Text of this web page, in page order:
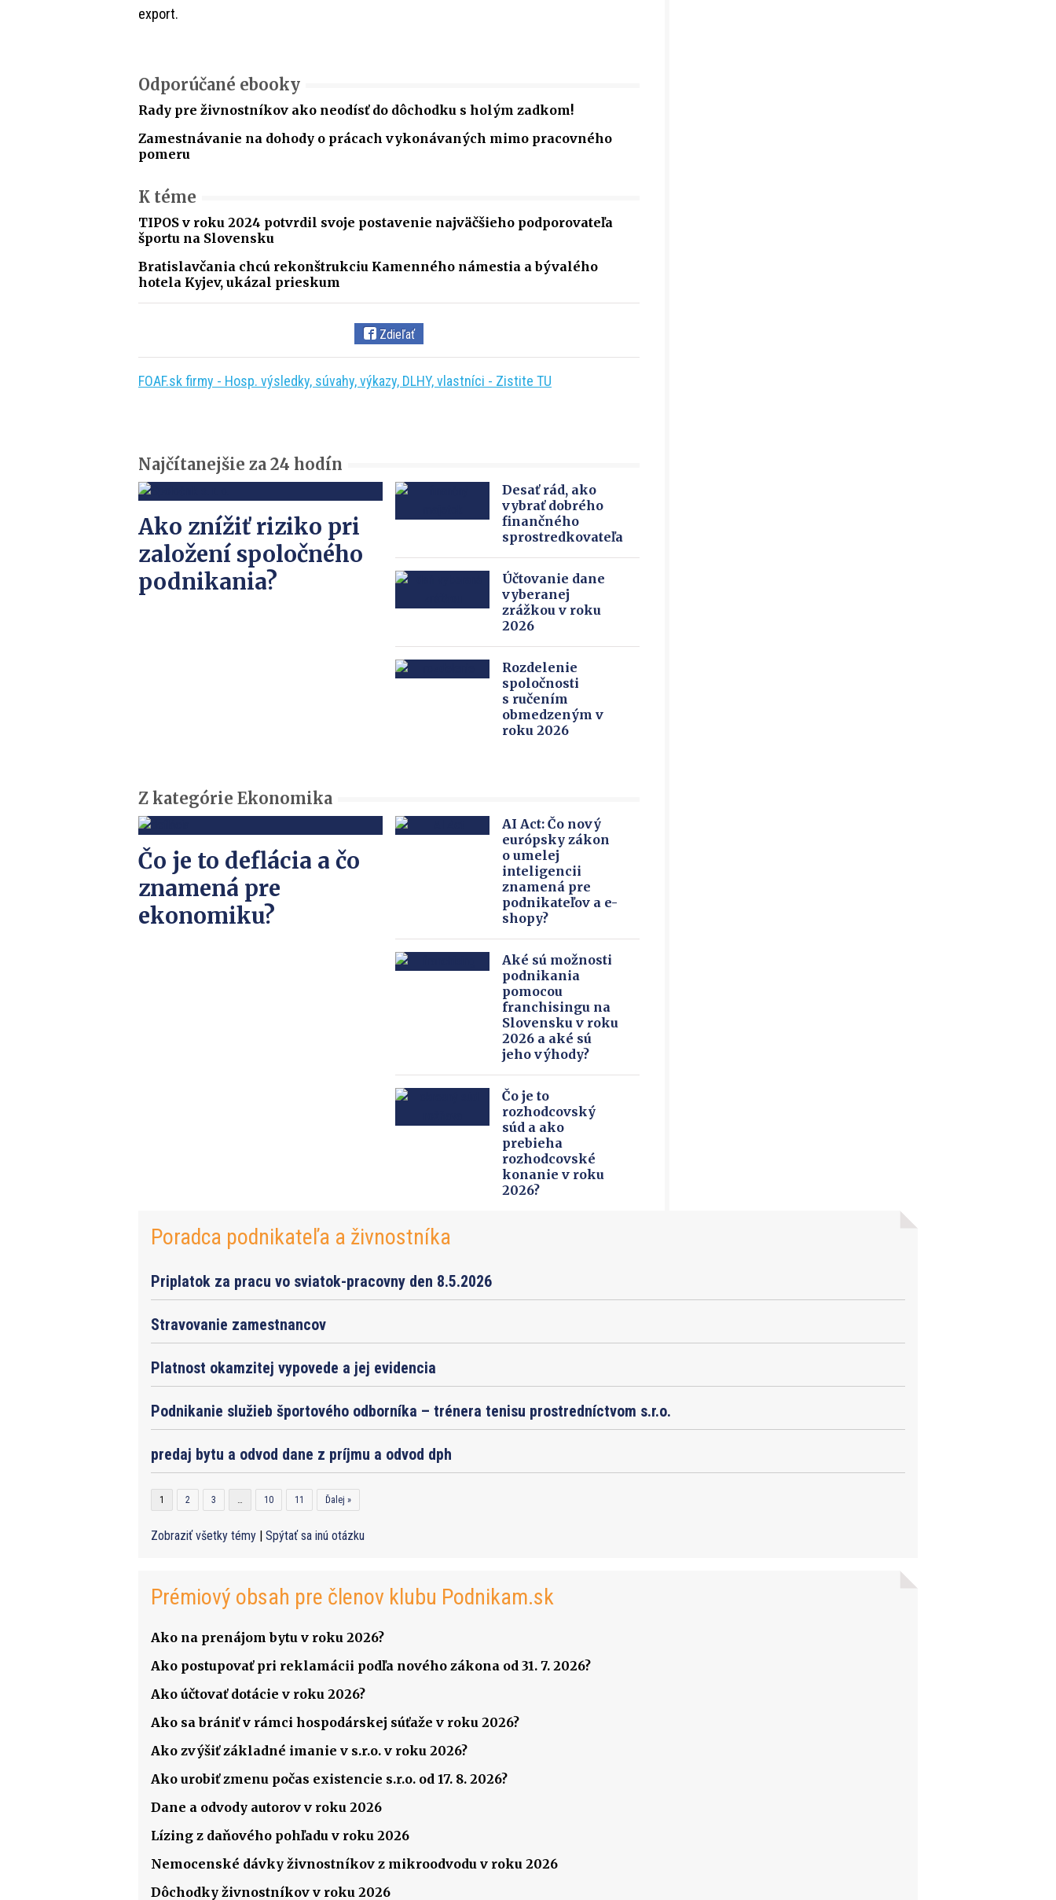
export.
Odporúčané ebooky
Rady pre živnostníkov ako neodísť do dôchodku s holým zadkom!
Zamestnávanie na dohody o prácach vykonávaných mimo pracovného
pomeru
K téme
TIPOS v roku 2024 potvrdil svoje postavenie najväčšieho podporovateľa
športu na Slovensku
Bratislavčania chcú rekonštrukciu Kamenného námestia a bývalého
hotela Kyjev, ukázal prieskum
Zdieľať
FOAF.sk firmy - Hosp. výsledky, súvahy, výkazy, DLHY, vlastníci - Zistite TU
Najčítanejšie za 24 hodín
Ako znížiť riziko pri
založení spoločného
podnikania?
Desať rád, ako
vybrať dobrého
finančného
sprostredkovateľa
Účtovanie dane
vyberanej
zrážkou v roku
2026
Rozdelenie
spoločnosti
s ručením
obmedzeným v
roku 2026
Z kategórie Ekonomika
Čo je to deflácia a čo
znamená pre
ekonomiku?
AI Act: Čo nový
európsky zákon
o umelej
inteligencii
znamená pre
podnikateľov a e-
shopy?
Aké sú možnosti
podnikania
pomocou
franchisingu na
Slovensku v roku
2026 a aké sú
jeho výhody?
Čo je to
rozhodcovský
súd a ako
prebieha
rozhodcovské
konanie v roku
2026?
Poradca podnikateľa a živnostníka
Priplatok za pracu vo sviatok-pracovny den 8.5.2026
Stravovanie zamestnancov
Platnost okamzitej vypovede a jej evidencia
Podnikanie služieb športového odborníka – trénera tenisu prostredníctvom s.r.o.
predaj bytu a odvod dane z príjmu a odvod dph
1 2 3 … 10 11 Ďalej »
Zobraziť všetky témy Spýtať sa inú otázku
Prémiový obsah pre členov klubu Podnikam.sk
Ako na prenájom bytu v roku 2026?
Ako postupovať pri reklamácii podľa nového zákona od 31. 7. 2026?
Ako účtovať dotácie v roku 2026?
Ako sa brániť v rámci hospodárskej súťaže v roku 2026?
Ako zvýšiť základné imanie v s.r.o. v roku 2026?
Ako urobiť zmenu počas existencie s.r.o. od 17. 8. 2026?
Dane a odvody autorov v roku 2026
Lízing z daňového pohľadu v roku 2026
Nemocenské dávky živnostníkov z mikroodvodu v roku 2026
Dôchodky živnostníkov v roku 2026